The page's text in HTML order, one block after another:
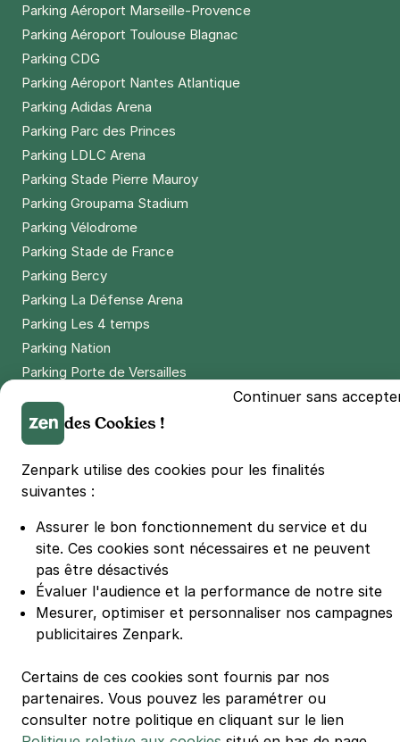
Parking Aéroport Marseille-Provence
Parking Aéroport Toulouse Blagnac
Parking CDG
Parking Aéroport Nantes Atlantique
Parking Adidas Arena
Parking Parc des Princes
Parking LDLC Arena
Parking Stade Pierre Mauroy
Parking Groupama Stadium
Parking Vélodrome
Parking Stade de France
Parking Bercy
Parking La Défense Arena
Parking Les 4 temps
Parking Nation
Parking Porte de Versailles
Parking Euralille
Parking Casino Barrière Lille
#SeDéplacerMoinsPolluer
© Zenpark 2012 - 2026 - Tous droits réservés - Fabriqué avec soin à
Rennes et Paris
Continuer sans
des Cookies !
Zenpark utilise des cookies pour les finalités
suivantes :
Assurer le bon fonctionnement du service et du
site. Ces cookies sont nécessaires et ne peuvent
pas être désactivés
Évaluer l'audience et la performance de notre site
Mesurer, optimiser et personnaliser nos campagnes
publicitaires Zenpark.
Certains de ces cookies sont fournis par nos
partenaires. Vous pouvez les paramétrer ou
consulter notre politique en cliquant sur le lien